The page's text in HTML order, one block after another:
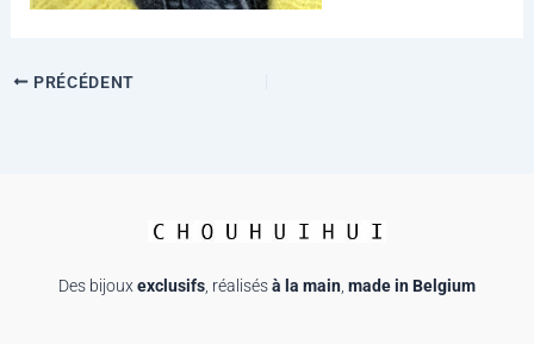
PRÉCÉDENT
Des bijoux exclusifs , réalisésà la main made in Belgium